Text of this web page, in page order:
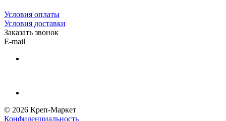
Условия оплаты
Условия доставки
Заказать звонок
E-mail
© 2026 Креп-Маркет
Конфиденциальность